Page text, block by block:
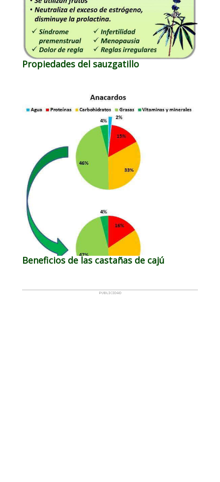
Propiedades del sauzgatillo
Beneficios de las castañas de cajú